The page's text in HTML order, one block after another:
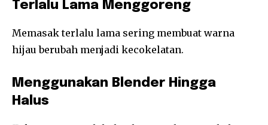
Terlalu Lama Menggoreng
Memasak terlalu lama sering membuat warna
hijau berubah menjadi kecokelatan.
Menggunakan Blender Hingga
Halus